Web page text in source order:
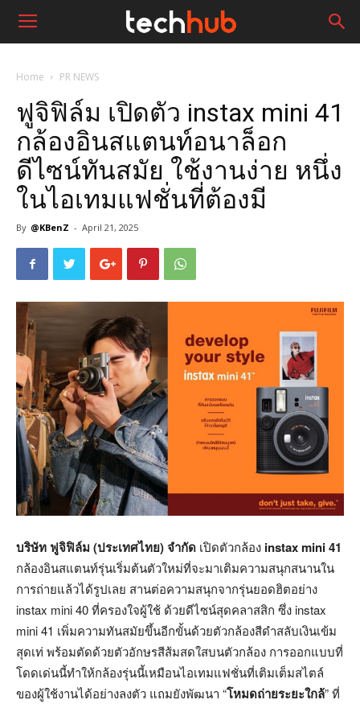
Home PR NEWS
ฟูจิฟิล์ม เปิดตัว instax mini 41
กล้องอินสแตนท์อนาล็อก
ดีไซน์ทันสมัย ใช้งานง่าย หนึ่ง
ในไอเทมแฟชั่นที่ต้องมี
By @KBenZ - April 21, 2025
บริษัท ฟูจิฟิล์ม (ประเทศไทย) จำกัด เปิดตัวกล้อง instax mini 41
กล้องอินสแตนท์รุ่นเริ่มต้นตัวใหม่ที่จะมาเติมความสนุกสนานใน
การถ่ายแล้วได้รูปเลย สานต่อความสนุกจากรุ่นยอดฮิตอย่าง
instax mini 40 ที่ครองใจผู้ใช้ ด้วยดีไซน์สุดคลาสสิก ซึ่ง instax
mini 41 เพิ่มความทันสมัยขึ้นอีกขั้นด้วยตัวกล้องสีดำสลับเงินเข้ม
สุดเท่ พร้อมตัดด้วยตัวอักษรสีส้มสดใสบนตัวกล้อง การออกแบบที่
โดดเด่นนี้ทำให้กล้องรุ่นนี้เหมือนไอเทมแฟชั่นที่เติมเต็มสไตล์
ของผู้ใช้งานได้อย่างลงตัว แถมยังพัฒนา “โหมดถ่ายระยะใกล้” ที่